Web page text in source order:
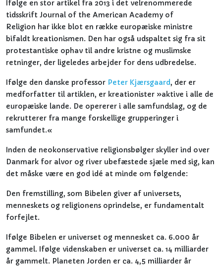
Ifølge en stor artikel fra 2013 i det velrenommerede
tidsskrift Journal of the American Academy of
Religion har ikke blot en række europæiske ministre
bifaldt kreationismen. Den har også udspaltet sig fra sit
protestantiske ophav til andre kristne og muslimske
retninger, der ligeledes arbejder for dens udbredelse.
Ifølge den danske professor Peter Kjærsgaard, der er
medforfatter til artiklen, er kreationister »aktive i alle de
europæiske lande. De opererer i alle samfundslag, og de
rekrutterer fra mange forskellige grupperinger i
samfundet.«
Inden de neokonservative religionsbølger skyller ind over
Danmark for alvor og river ubefæstede sjæle med sig, kan
det måske være en god idé at minde om følgende:
Den fremstilling, som Bibelen giver af universets,
menneskets og religionens oprindelse, er fundamentalt
forfejlet.
Ifølge Bibelen er universet og mennesket ca. 6.000 år
gammel. Ifølge videnskaben er universet ca. 14 milliarder
år gammelt. Planeten Jorden er ca. 4,5 milliarder år